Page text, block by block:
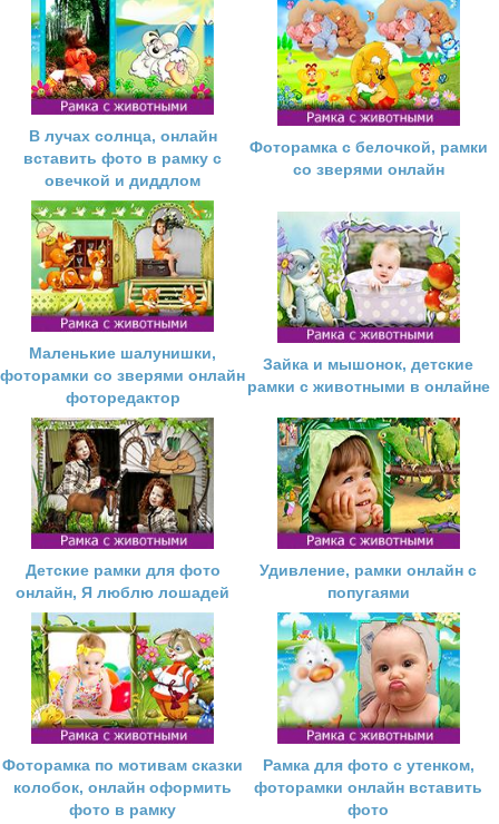
В лучах солнца, онлайн
вставить фото в рамку с
овечкой и диддлом
Фоторамка с белочкой, рамки
со зверями онлайн
Маленькие шалунишки,
фоторамки со зверями онлайн
фоторедактор
Зайка и мышонок, детские
рамки с животными в онлайне
Детские рамки для фото
онлайн, Я люблю лошадей
Удивление, рамки онлайн с
попугаями
Фоторамка по мотивам сказки
колобок, онлайн оформить
фото в рамку
Рамка для фото с утенком,
фоторамки онлайн вставить
фото